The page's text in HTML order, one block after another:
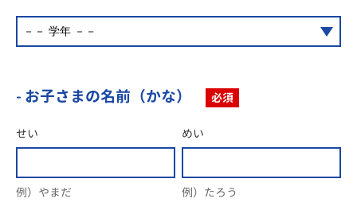
- お子さまの名前（かな） 必須
せい
例）やまだ
めい
例）たろう